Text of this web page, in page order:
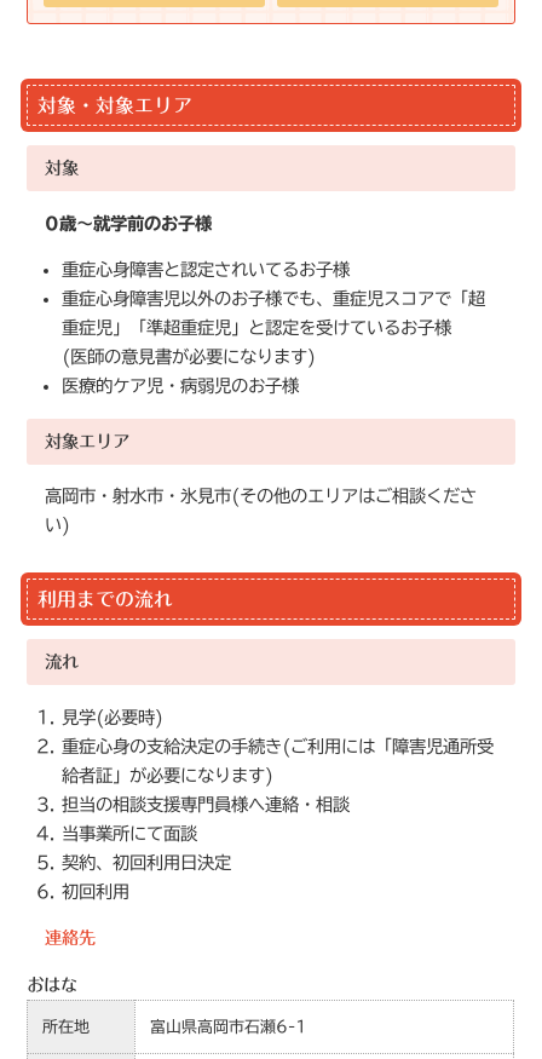
対象・対象エリア
対象
0歳～就学前のお子様
重症心身障害と認定されいてるお子様
重症心身障害児以外のお子様でも、重症児スコアで「超
重症児」「準超重症児」と認定を受けているお子様
(医師の意見書が必要になります)
医療的ケア児・病弱児のお子様
対象エリア
高岡市・射水市・氷見市(その他のエリアはご相談くださ
い)
利用までの流れ
流れ
見学(必要時)
重症心身の支給決定の手続き(ご利用には「障害児通所受
給者証」が必要になります)
担当の相談支援専門員様へ連絡・相談
当事業所にて面談
契約、初回利用日決定
初回利用
連絡先
おはな
所在地 富山県高岡市石瀬6-1